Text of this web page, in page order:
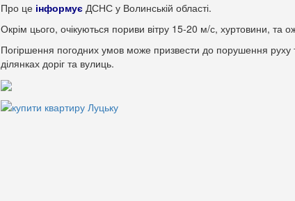
Про це інформує ДСНС у Волинській області.
Окрім цього, очікуються пориви вітру 15-20 м/с, хуртовини, та
Погіршення погодних умов може призвести до порушення руху
ділянках доріг та вулиць.